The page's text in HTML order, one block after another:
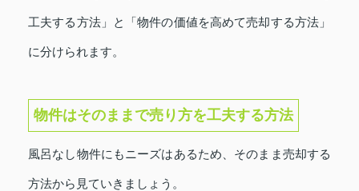
工夫する方法」と「物件の価値を高めて売却する方法」
に分けられます。
物件はそのままで売り方を工夫する方法
風呂なし物件にもニーズはあるため、そのまま売却する
方法から見ていきましょう。